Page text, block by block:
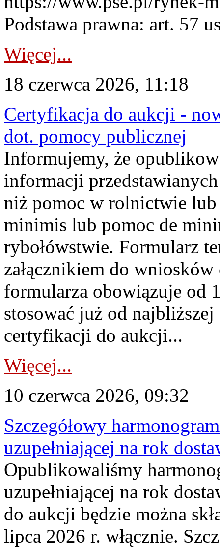
Podstawa prawna: art. 57
Więcej...
18 czerwca 2026, 11:18
Certyfikacja do aukcji -
dot. pomocy publicznej
Informujemy, że
informacji
niż pomoc w rolnictwie lub
minimis lub pomoc de
rybołówstwie. Formularz
załącznikiem do
formularza obowiązuje od
stosować już od
certyfikacji do aukcji...
Więcej...
10 czerwca 2026, 09:32
Szczegółowy
uzupełniającej na rok
Opublikowaliśmy
uzupełniającej na rok
do aukcji będzie można
lipca 2026 r. włącznie.